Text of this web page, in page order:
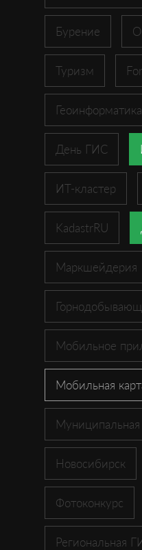
Бурение
Туризм
Геоинформатика
День ГИС
ИТ-кластер
KadastrRU
Маркшейдерия
Мобильное
Мобильная
Новосибирск
Фотоконкурс
Региональная